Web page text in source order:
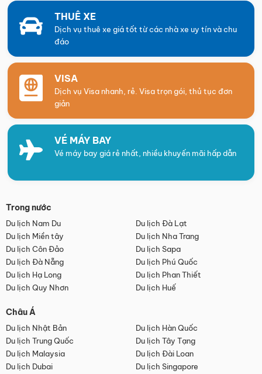
THUÊ XE
Dịch vụ thuê xe giá tốt từ các nhà xe uy tín và chu
đáo
VISA
Dịch vụ Visa nhanh, rẻ. Visa trọn gói, thủ tục đơn
giản
VÉ MÁY BAY
Vé máy bay giá rẻ nhất, nhiều khuyến mãi hấp dẫn
Trong nước
Du lịch Nam Du
Du lịch Đà Lạt
Du lịch Miền tây
Du lịch Nha Trang
Du lịch Côn Đảo
Du lịch Sapa
Du lịch Đà Nẵng
Du lịch Phú Quốc
Du lịch Hạ Long
Du lịch Phan Thiết
Du lịch Quy Nhơn
Du lịch Huế
Châu Á
Du lịch Nhật Bản
Du lịch Hàn Quốc
Du lịch Trung Quốc
Du lịch Tây Tạng
Du lịch Malaysia
Du lịch Đài Loan
Du lịch Dubai
Du lịch Singapore